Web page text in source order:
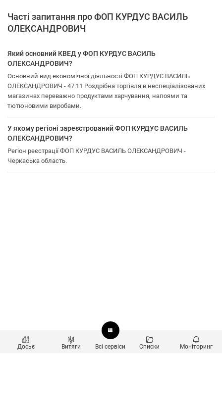
Часті запитання про ФОП КУРДУС ВАСИЛЬ
ОЛЕКСАНДРОВИЧ
Який основний КВЕД у ФОП КУРДУС ВАСИЛЬ
ОЛЕКСАНДРОВИЧ?
Основний вид економічної діяльності ФОП КУРДУС ВАСИЛЬ
ОЛЕКСАНДРОВИЧ - 47.11 Роздрібна торгівля в неспеціалізованих
магазинах переважно продуктами харчування, напоями та
тютюновими виробами.
У якому регіоні зареєстрований ФОП КУРДУС ВАСИЛЬ
ОЛЕКСАНДРОВИЧ?
Регіон реєстрації ФОП КУРДУС ВАСИЛЬ ОЛЕКСАНДРОВИЧ -
Черкаська область.
Досьє Витяги Всі сервіси Списки Моніторинг